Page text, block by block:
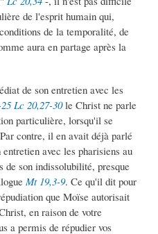
de l'esprit humain qui,
de la temporalité, de
aura en partage après la
de son entretien avec les
Lc 20,27-30le Christ ne parle
particulière, lorsqu'il se
contre, il en avait déjà parlé
avec les pharisiens au
de son indissolubilité, presque
Mt 19,3-9. Ce qu'il dit pour
que Moïse autorisait
en raison de votre
a permis de répudier vos